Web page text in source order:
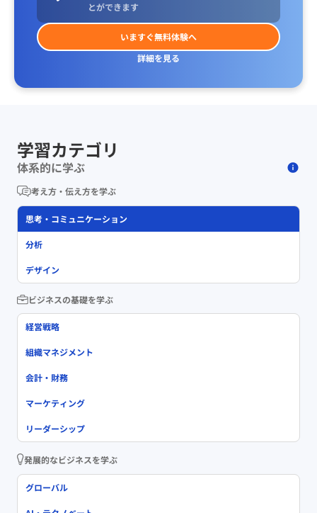
とができます
いますぐ無料体験へ
詳細を見る
学習カテゴリ
体系的に学ぶ
考え方・伝え方を学ぶ
思考・コミュニケーション
分析
デザイン
ビジネスの基礎を学ぶ
経営戦略
組織マネジメント
会計・財務
マーケティング
リーダーシップ
発展的なビジネスを学ぶ
グローバル